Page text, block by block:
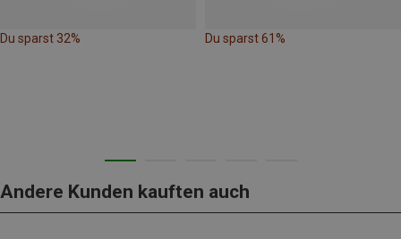
Du sparst 32% Du sparst 61%
Andere Kunden kauften auch